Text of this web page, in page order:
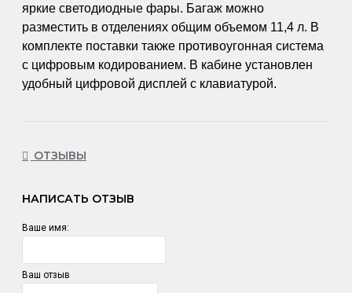
яркие светодиодные фары. Багаж можно
разместить в отделениях общим объемом 11,4 л. В
комплекте поставки также противоугонная система
с цифровым кодированием. В кабине установлен
удобный цифровой дисплей с клавиатурой.
ОТЗЫВЫ
НАПИСАТЬ ОТЗЫВ
Ваше имя:
Ваш отзыв